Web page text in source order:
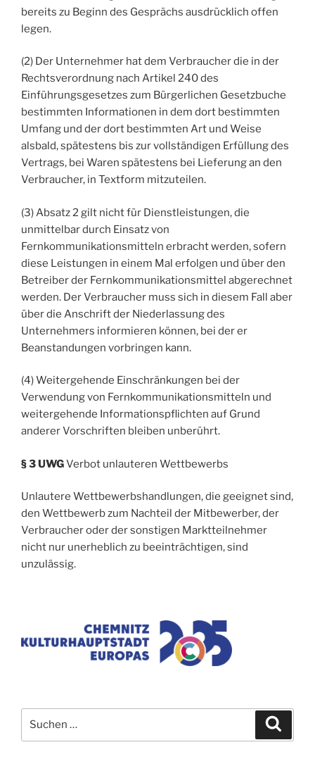
bereits zu Beginn des Gesprächs ausdrücklich offen
legen.
(2) Der Unternehmer hat dem Verbraucher die in der
Rechtsverordnung nach Artikel 240 des
Einführungsgesetzes zum Bürgerlichen Gesetzbuche
bestimmten Informationen in dem dort bestimmten
Umfang und der dort bestimmten Art und Weise
alsbald, spätestens bis zur vollständigen Erfüllung des
Vertrags, bei Waren spätestens bei Lieferung an den
Verbraucher, in Textform mitzuteilen.
(3) Absatz 2 gilt nicht für Dienstleistungen, die
unmittelbar durch Einsatz von
Fernkommunikationsmitteln erbracht werden, sofern
diese Leistungen in einem Mal erfolgen und über den
Betreiber der Fernkommunikationsmittel abgerechnet
werden. Der Verbraucher muss sich in diesem Fall aber
über die Anschrift der Niederlassung des
Unternehmers informieren können, bei der er
Beanstandungen vorbringen kann.
(4) Weitergehende Einschränkungen bei der
Verwendung von Fernkommunikationsmitteln und
weitergehende Informationspflichten auf Grund
anderer Vorschriften bleiben unberührt.
§ 3 UWGVerbot unlauteren Wettbewerbs
Unlautere Wettbewerbshandlungen, die geeignet sind,
den Wettbewerb zum Nachteil der Mitbewerber, der
Verbraucher oder der sonstigen Marktteilnehmer
nicht nur unerheblich zu beeinträchtigen, sind
unzulässig.
nach: